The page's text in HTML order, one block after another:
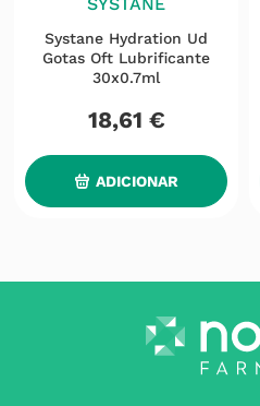
Systane Hydration Ud
Gotas Oft Lubrificante
30x0.7ml
18,61 €
ADICIONAR